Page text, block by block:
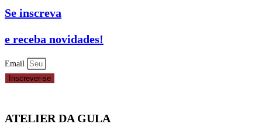
Se inscreva
e receba novidades!
Email
Inscrever-se
ATELIER DA GULA